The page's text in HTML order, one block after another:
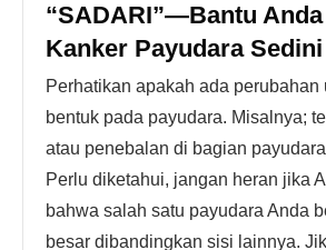
“SADARI”—Bantu
Kanker Payudara
Perhatikan apakah ada perubahan
bentuk pada payudara. Misalnya;
atau penebalan di bagian
Perlu diketahui, jangan heran jika
bahwa salah satu payudara Anda
besar dibandingkan sisi lainnya.